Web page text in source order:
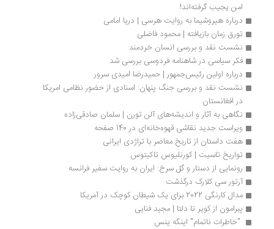
امن یجیب گرفته‌اند!
درباره هیروشیما به روایت هرسی | دریا امامی
تورق زمان بازیافته | محمود فاضلی
نشست نقد و بررسی انسان خردمند
فکر سیاسی در شاهنامه فردوسی بررسی شد
درباره اولین رئیس‌جمهور | حمیدرضا امیدی سرور
در افغانستان
نگاهی به آثار و اندیشه‌های آلن تورن | سلمان صادقی‌زاده
ویراست جدید نقاشی قهوه‌خانه‌ای در 140 صفحه
هفت داستان از تاریخ معاصر با تراژدی ایرانی
تواریخ تاسیت | کورنلیوس تاکیتوس
رونمایی از دستار و گل سرخ: ایران به روایت سفیر فرانسه
آرتور سی کلارک درگذشت
مدال کارنگی 2022 برای یک شیطان کوچک در آمریکا
پبرامون از کویر تا دلتا | مجید فنایی
"خاطرات ناتمام" اینگه ینس